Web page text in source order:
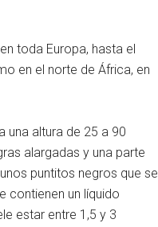
toda Europa, hasta el
en el norte de África, en
una altura de 25 a 90
alargadas y una parte
puntitos negros que se
contienen un líquido
estar entre 1,5 y 3